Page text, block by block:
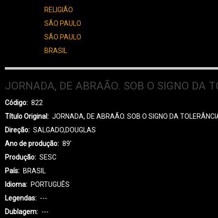
RELIGIÃO
SÃO PAULO
SÃO PAULO
BRASIL
JORNADA, DE ABRAÃO. SOB O SIGNO DA
Código
822
Título Original
JORNADA, DE ABRAÃO. SOB O SIGNO DA
Direção
SALGADO,DOUGLAS
Ano de produção
89'
Produção
SESC
País
BRASIL
Idioma
PORTUGUÊS
Legendas
---
Dublagem
---